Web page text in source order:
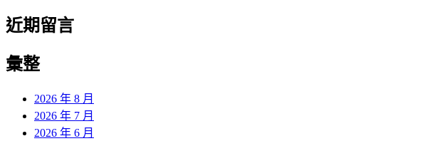
近期留言
彙整
2026 年 8 月
2026 年 7 月
2026 年 6 月